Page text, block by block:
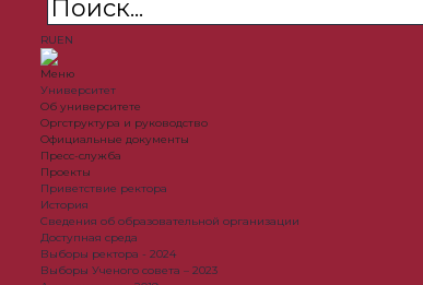
RUEN
Меню
Университет
Об университете
Оргструктура и руководство
Официальные документы
Пресс-служба
Проекты
Приветствие ректора
История
Сведения об образовательной организации
Доступная среда
Выборы ректора - 2024
Выборы Ученого совета – 2023